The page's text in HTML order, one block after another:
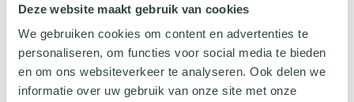
Deze website maakt gebruik van cookies
We gebruiken cookies om content en advertenties te
personaliseren, om functies voor social media te bieden
en om ons websiteverkeer te analyseren. Ook delen we
informatie over uw gebruik van onze site met onze
verantwoordelijk voor het volledig uitwerken van
projecten in de openbare ruimten. De klant levert
een projectplan aan en jij zorgt dat het idee tot
leven komt.